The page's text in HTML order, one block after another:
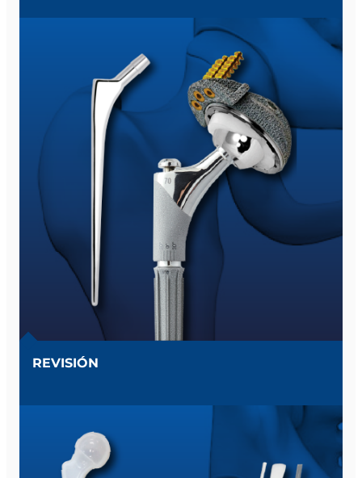
REVISIÓN